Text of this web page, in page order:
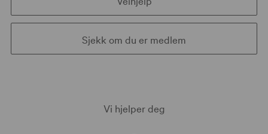
Sjekk om du er medlem
Vi hjelper deg